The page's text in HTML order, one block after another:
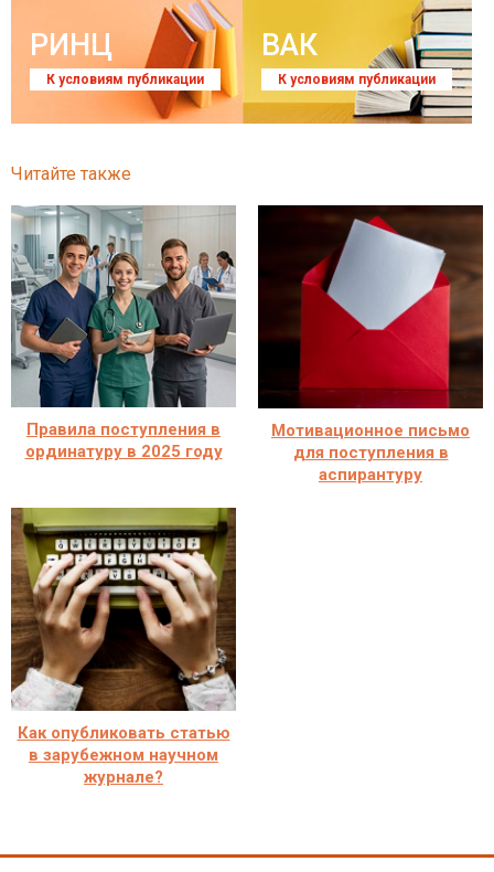
РИНЦ
К условиям публикации
ВАК
К условиям публикации
Читайте также
Правила поступления в
ординатуру в 2025 году
Мотивационное письмо
для поступления в
аспирантуру
Как опубликовать статью
в зарубежном научном
журнале?